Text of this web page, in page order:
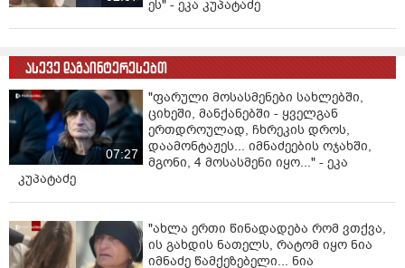
ეს" - ეკა კუპატაძე
ასევე დაგაინტერესებთ
07:27
"ფარული მოსასმენები სახლებში,
ციხეში, მანქანებში - ყველგან
ერთდროულად, ჩხრეკის დროს,
დაამონტაჟეს... იმნაძეების ოჯახში,
მგონი, 4 მოსასმენი იყო..." - ეკა
კუპატაძე
"ახლა ერთი წინადადება რომ ვთქვა,
ის გახდის ნათელს, რატომ იყო ნია
იმნაძე წამქეზებელი... ნია